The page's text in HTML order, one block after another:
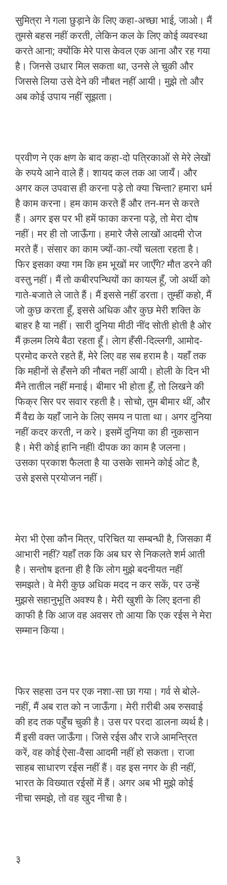
सुमित्रा ने गला छुड़ाने के लिए कहा-अच्छा भाई, जाओ। मैं
तुमसे बहस नहीं करती, लेकिन कल के लिए कोई व्यवस्था
करते आना; क्योंकि मेरे पास केवल एक आना और रह गया
है। जिनसे उधार मिल सकता था, उनसे ले चुकी और
जिससे लिया उसे देने की नौबत नहीं आयी। मुझे तो और
अब कोई उपाय नहीं सूझता।
प्रवीण ने एक क्षण के बाद कहा-दो पत्रिकाओं से मेरे लेखों
के रुपये आने वाले हैं। शायद कल तक आ जायँ। और
अगर कल उपवास ही करना पड़े तो क्या चिन्ता? हमारा धर्म
है काम करना। हम काम करते हैं और तन-मन से करते
हैं। अगर इस पर भी हमें फाका करना पड़े, तो मेरा दोष
नहीं। मर ही तो जाऊँगा। हमारे जैसे लाखों आदमी रोज
मरते हैं। संसार का काम ज्यों-का-त्यों चलता रहता है।
फिर इसका क्या गम कि हम भूखों मर जाएँगे? मौत डरने की
वस्तु नहीं। मैं तो कबीरपन्थियों का कायल हूँ, जो अर्थी को
गाते-बजाते ले जाते हैं। मैं इससे नहीं डरता। तुम्हीं कहो, मैं
जो कुछ करता हूँ, इससे अधिक और कुछ मेरी शक्ति के
बाहर है या नहीं। सारी दुनिया मीठी नींद सोती होती है ओर
मैं क़लम लिये बैठा रहता हूँ। लेाग हँसी-दिल्लगी, आमोद-
प्रमोद करते रहते हैं, मेरे लिए वह सब हराम है। यहाँ तक
कि महीनों से हँसने की नौबत नहीं आयी। होली के दिन भी
मैंने तातील नहीं मनाई। बीमार भी होता हूँ, तो लिखने की
फिक्र सिर पर सवार रहती है। सोचो, तुम बीमार थीं, और
मैं वैद्य के यहाँ जाने के लिए समय न पाता था। अगर दुनिया
नहीं कदर करती, न करे। इसमें दुनिया का ही नुकसान
है। मेरी कोई हानि नहीं! दीपक का काम है जलना।
उसका प्रकाश फैलता है या उसके सामने कोई ओट है,
उसे इससे प्रयोजन नहीं।
मेरा भी ऐसा कौन मित्र, परिचित या सम्बन्धी है, जिसका मैं
आभारी नहीं? यहाँ तक कि अब घर से निकलते शर्म आती
है। सन्तोष इतना ही है कि लोग मुझे बदनीयत नहीं
समझते। वे मेरी कुछ अधिक मदद न कर सकें, पर उन्हें
मुझसे सहानुभूति अवश्य है। मेरी खुशी के लिए इतना ही
काफी है कि आज वह अवसर तो आया कि एक रईस ने मेरा
सम्मान किया।
फिर सहसा उन पर एक नशा-सा छा गया। गर्व से बोले-
नहीं, मैं अब रात को न जाऊँगा। मेरी ग़रीबी अब रुसवाई
की हद तक पहुँच चुकी है। उस पर परदा डालना व्यर्थ है।
मैं इसी वक्त जाऊँगा। जिसे रईस और राजे आमन्त्रित
करें, वह कोई ऐसा-वैसा आदमी नहीं हो सकता। राजा
साहब साधारण रईस नहीं हैं। वह इस नगर के ही नहीं,
भारत के विख्यात रईसों में हैं। अगर अब भी मुझे कोई
नीचा समझे, तो वह खुद नीचा है।
३